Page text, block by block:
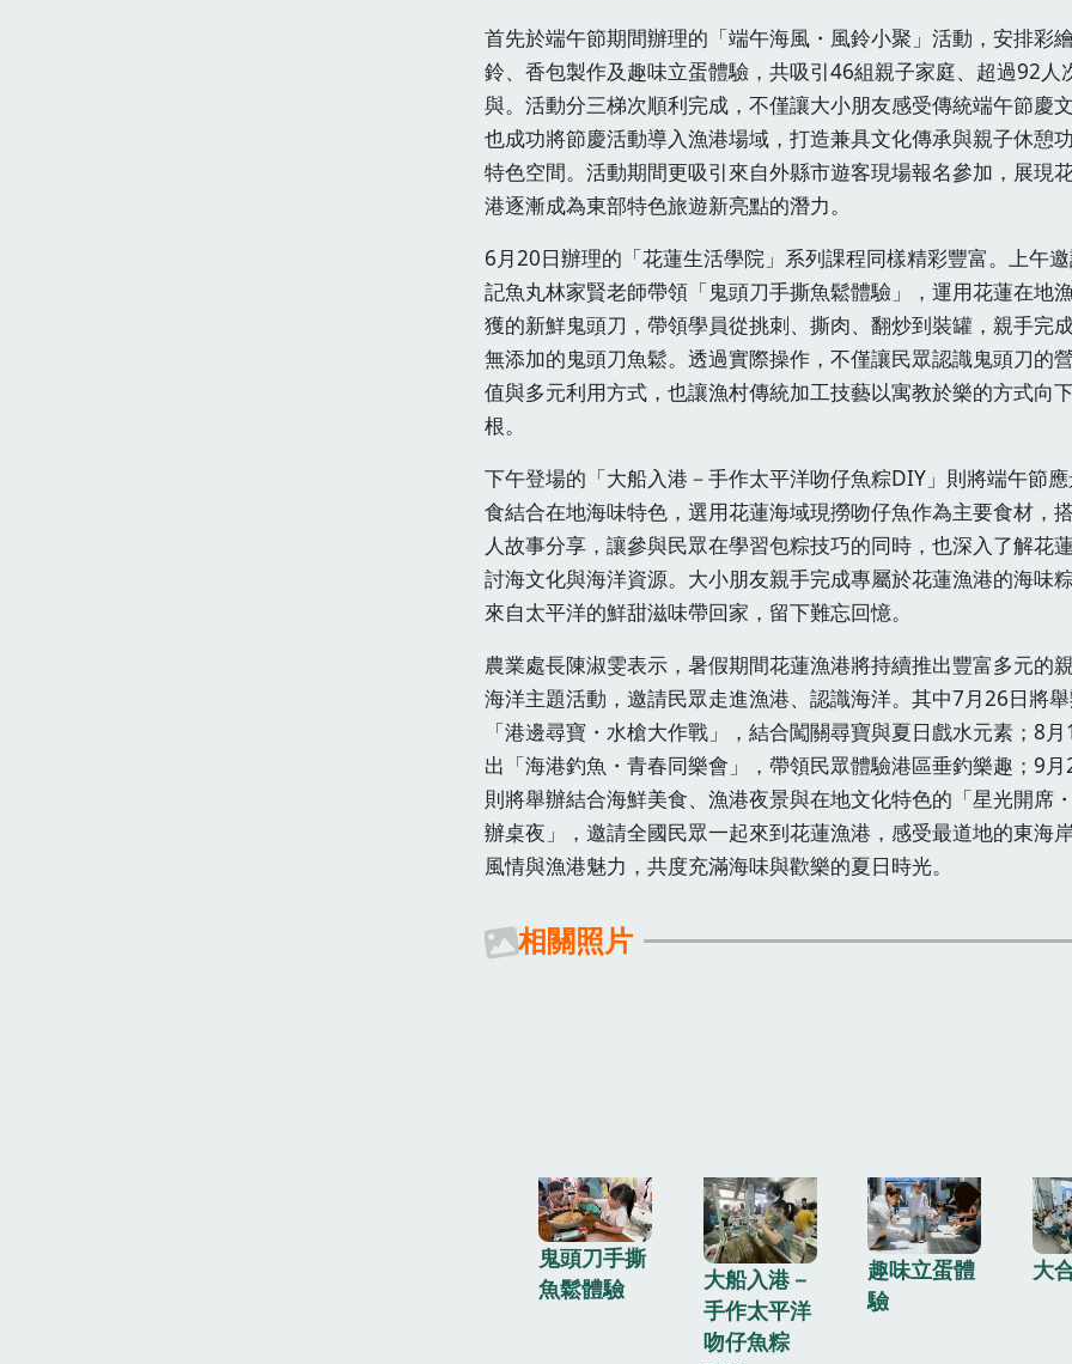
首先於端午節期間辦理的「端午海風・風鈴小聚」活動，安排彩
鈴、香包製作及趣味立蛋體驗，共吸引46組親子家庭、超過92人
與。活動分三梯次順利完成，不僅讓大小朋友感受傳統端午節慶
也成功將節慶活動導入漁港場域，打造兼具文化傳承與親子休憩
特色空間。活動期間更吸引來自外縣市遊客現場報名參加，展現
港逐漸成為東部特色旅遊新亮點的潛力。
6月20日辦理的「花蓮生活學院」系列課程同樣精彩豐富。上午
記魚丸林家賢老師帶領「鬼頭刀手撕魚鬆體驗」，運用花蓮在地
獲的新鮮鬼頭刀，帶領學員從挑刺、撕肉、翻炒到裝罐，親手完
無添加的鬼頭刀魚鬆。透過實際操作，不僅讓民眾認識鬼頭刀的
值與多元利用方式，也讓漁村傳統加工技藝以寓教於樂的方式向
根。
下午登場的「大船入港－手作太平洋吻仔魚粽DIY」則將端午節
食結合在地海味特色，選用花蓮海域現撈吻仔魚作為主要食材，
人故事分享，讓參與民眾在學習包粽技巧的同時，也深入了解花
討海文化與海洋資源。大小朋友親手完成專屬於花蓮漁港的海味
來自太平洋的鮮甜滋味帶回家，留下難忘回憶。
農業處長陳淑雯表示，暑假期間花蓮漁港將持續推出豐富多元的
海洋主題活動，邀請民眾走進漁港、認識海洋。其中7月26日將
「港邊尋寶・水槍大作戰」，結合闖關尋寶與夏日戲水元素；8
出「海港釣魚・青春同樂會」，帶領民眾體驗港區垂釣樂趣；9
則將舉辦結合海鮮美食、漁港夜景與在地文化特色的「星光開席
辦桌夜」，邀請全國民眾一起來到花蓮漁港，感受最道地的東海
風情與漁港魅力，共度充滿海味與歡樂的夏日時光。
相關照片
鬼頭刀手撕
魚鬆體驗
大船入港－
手作太平洋
吻仔魚粽
趣味立蛋體
驗
大